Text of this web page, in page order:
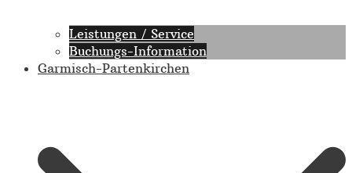
Leistungen / Service
Buchungs-Information
Garmisch-Partenkirchen